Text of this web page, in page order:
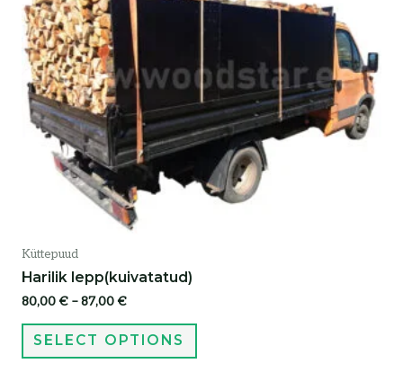
Küttepuud
Harilik lepp(kuivatatud)
80,00€–87,00€
SELECT OPTIONS